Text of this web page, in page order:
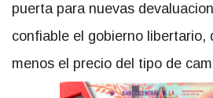
puerta para nuevas
confiable el gobierno libertario,
menos el precio del tipo de